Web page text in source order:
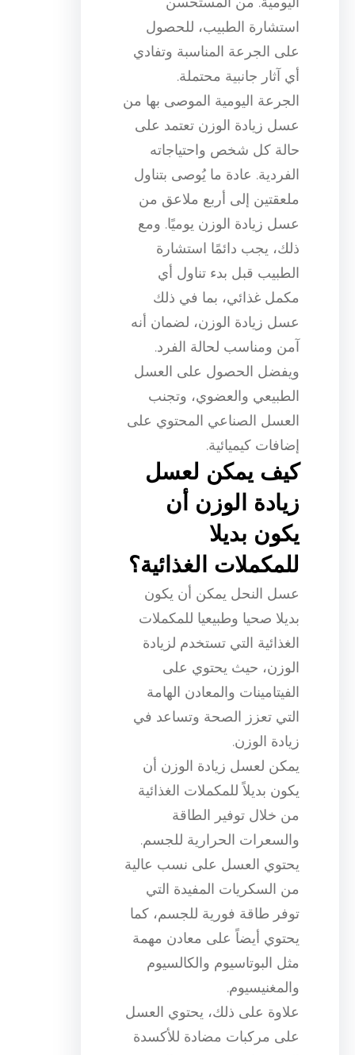
استشارة الطبيب، للحصول
على الجرعة المناسبة وتفادي
أي آثار جانبية محتملة.
الجرعة اليومية الموصى بها من
عسل زيادة الوزن تعتمد على
حالة كل شخص واحتياجاته
الفردية. عادة ما يُوصى بتناول
ملعقتين إلى أربع ملاعق من
عسل زيادة الوزن يوميًا. ومع
ذلك، يجب دائمًا استشارة
الطبيب قبل بدء تناول أي
مكمل غذائي، بما في ذلك
عسل زيادة الوزن، لضمان أنه
آمن ومناسب لحالة الفرد.
ويفضل الحصول على العسل
الطبيعي والعضوي، وتجنب
العسل الصناعي المحتوي على
إضافات كيميائية.
كيف يمكن لعسل
زيادة الوزن أن
يكون بديلا
للمكملات الغذائية؟
عسل النحل يمكن أن يكون
بديلا صحيا وطبيعيا للمكملات
الغذائية التي تستخدم لزيادة
الوزن، حيث يحتوي على
الفيتامينات والمعادن الهامة
التي تعزز الصحة وتساعد في
زيادة الوزن.
يمكن لعسل زيادة الوزن أن
يكون بديلاً للمكملات الغذائية
من خلال توفير الطاقة
والسعرات الحرارية للجسم.
يحتوي العسل على نسب عالية
من السكريات المفيدة التي
توفر طاقة فورية للجسم، كما
يحتوي أيضاً على معادن مهمة
مثل البوتاسيوم والكالسيوم
والمغنيسيوم.
علاوة على ذلك، يحتوي العسل
على مركبات مضادة للأكسدة